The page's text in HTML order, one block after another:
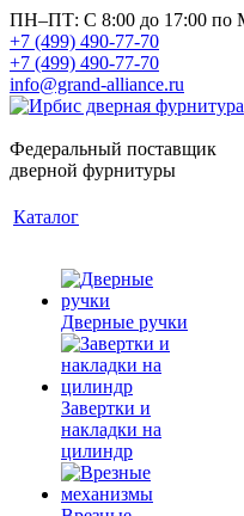
ПН–ПТ: С 8:00 до 17:00
+7 (499) 490-77-70
+7 (499) 490-77-70
info@grand-alliance.ru
Федеральный поставщик
дверной фурнитуры
Каталог
Дверные ручки
Завертки и
накладки на
цилиндр